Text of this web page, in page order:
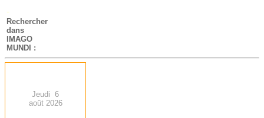
-
Rechercher
dans
IMAGO
MUNDI :
Jeudi 6
août 2026